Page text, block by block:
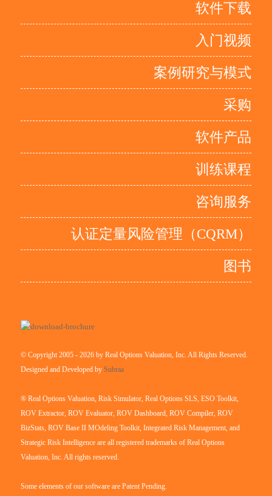
软件下载
入门视频
案例研究与模式
采购
软件产品
训练课程
咨询服务
认证定量风险管理（CQRM）
图书
© Copyright 2005 - 2026 by Real Options Valuation, Inc. All Rights Reserved.
Designed and Developed by Subraa
® Real Options Valuation, Risk Simulator, Real Options SLS, ESO Toolkit,
ROV Extractor, ROV Evaluator, ROV Dashboard, ROV Compiler, ROV
BizStats, ROV Base II MOdeling Toolkit, Integrated Risk Management, and
Strategic Risk Intelligence are all registered trademarks of Real Options
Valuation, Inc. All rights reserved.
Some elements of our software are Patent Pending.